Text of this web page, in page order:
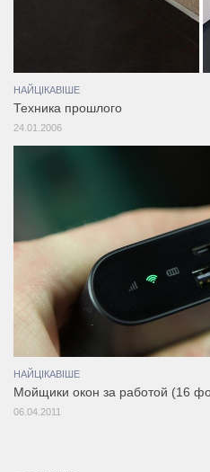
НАЙЦІКАВІШЕ
Техника прошлого
24.01.2006
НАЙЦІКАВІШЕ
Мойщики окон за работой (16
06.04.2011